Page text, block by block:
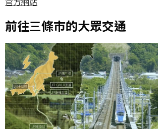
前往三條市的大眾交通